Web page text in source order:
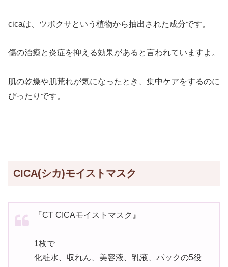
cicaは、ツボクサという植物から抽出された成分です。
傷の治癒と炎症を抑える効果があると言われていますよ。
肌の乾燥や肌荒れが気になったとき、集中ケアをするのに
ぴったりです。
CICA(シカ)モイストマスク
『CT CICAモイストマスク』
1枚で
化粧水、収れん、美容液、乳液、パックの5役